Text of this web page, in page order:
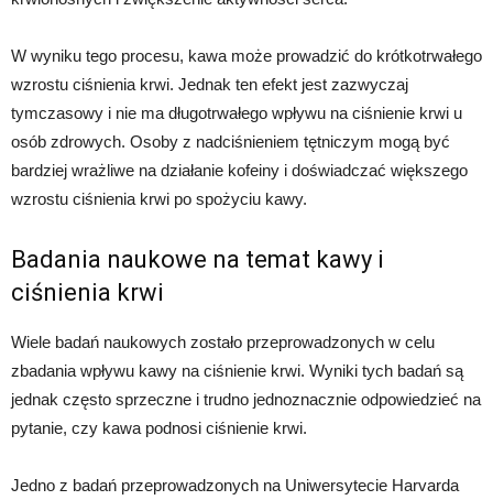
W wyniku tego procesu, kawa może prowadzić do krótkotrwałego
wzrostu ciśnienia krwi. Jednak ten efekt jest zazwyczaj
tymczasowy i nie ma długotrwałego wpływu na ciśnienie krwi u
osób zdrowych. Osoby z nadciśnieniem tętniczym mogą być
bardziej wrażliwe na działanie kofeiny i doświadczać większego
wzrostu ciśnienia krwi po spożyciu kawy.
Badania naukowe na temat kawy i
ciśnienia krwi
Wiele badań naukowych zostało przeprowadzonych w celu
zbadania wpływu kawy na ciśnienie krwi. Wyniki tych badań są
jednak często sprzeczne i trudno jednoznacznie odpowiedzieć na
pytanie, czy kawa podnosi ciśnienie krwi.
Jedno z badań przeprowadzonych na Uniwersytecie Harvarda